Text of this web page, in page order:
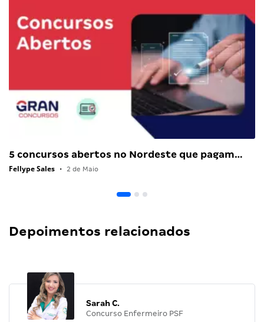
5 concursos abertos no Nordeste que pagam…
Fellype Sales • 2 de Maio
Depoimentos relacionados
Sarah C.
Concurso Enfermeiro PSF